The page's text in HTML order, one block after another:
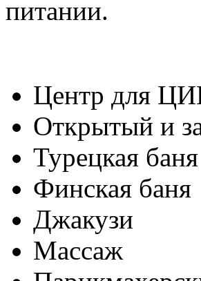
питании.
Центр для
Открытый и
Турецкая баня
Финская баня
Джакузи
Массаж